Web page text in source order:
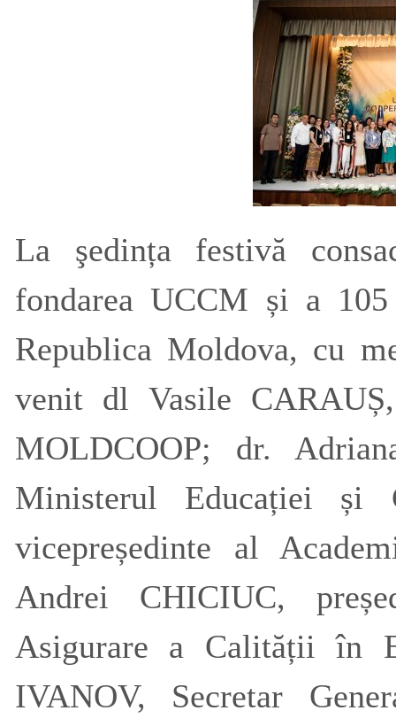
La şedința festivă
fondarea UCCM și a
Republica Moldova, cu
venit dl Vasile
MOLDCOOP; dr.
Ministerul Educației și
vicepreședinte al
Andrei CHICIUC,
Asigurare a Calității în
IVANOV, Secretar